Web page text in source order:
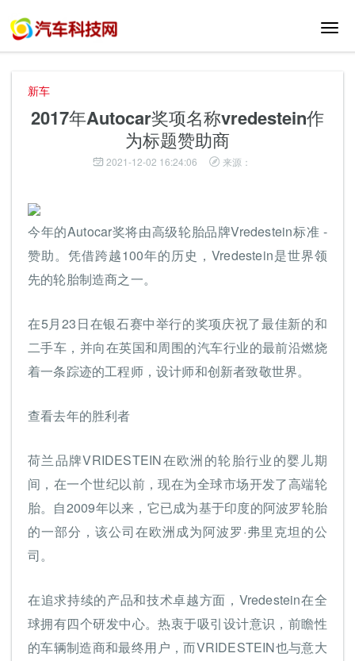
切
新车
2017年Autocar奖项名称vredestein作
为标题赞助商
2021-12-02 16:24:06 来源：
今年的Autocar奖将由高级轮胎品牌Vredestein标准 -
赞助。凭借跨越100年的历史，Vredestein是世界领
先的轮胎制造商之一。
在5月23日在银石赛中举行的奖项庆祝了最佳新的和
二手车，并向在英国和周围的汽车行业的最前沿燃烧
着一条踪迹的工程师，设计师和创新者致敬世界。
查看去年的胜利者
荷兰品牌VRIDESTEIN在欧洲的轮胎行业的婴儿期
间，在一个世纪以前，现在为全球市场开发了高端轮
胎。自2009年以来，它已成为基于印度的阿波罗轮胎
的一部分，该公司在欧洲成为阿波罗·弗里克坦的公
司。
在追求持续的产品和技术卓越方面，Vredestein在全
球拥有四个研发中心。热衷于吸引设计意识，前瞻性
的车辆制造商和最终用户，而VRIDESTEIN也与意大